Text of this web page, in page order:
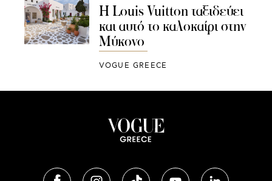
Η Louis Vuitton ταξιδεύει
και αυτό το καλοκαίρι στην
Μύκονο
VOGUE GREECE